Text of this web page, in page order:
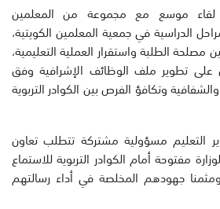
لقاء موسع مع مجموعة من المعلمين
الدراسية في جمعية المعلمين الكويتية،
مصلحة الطلبة واستقرار العملية التعليمية،
على تطوير ملف الوظائف الإشرافية وفق
وتكافؤ الفرص بين الكوادر التربوية
التعليم مسؤولية مشتركة تتطلب تعاون
مفتوحة أمام الكوادر التربوية للاستماع
جهودهم المخلصة في أداء رسالتهم